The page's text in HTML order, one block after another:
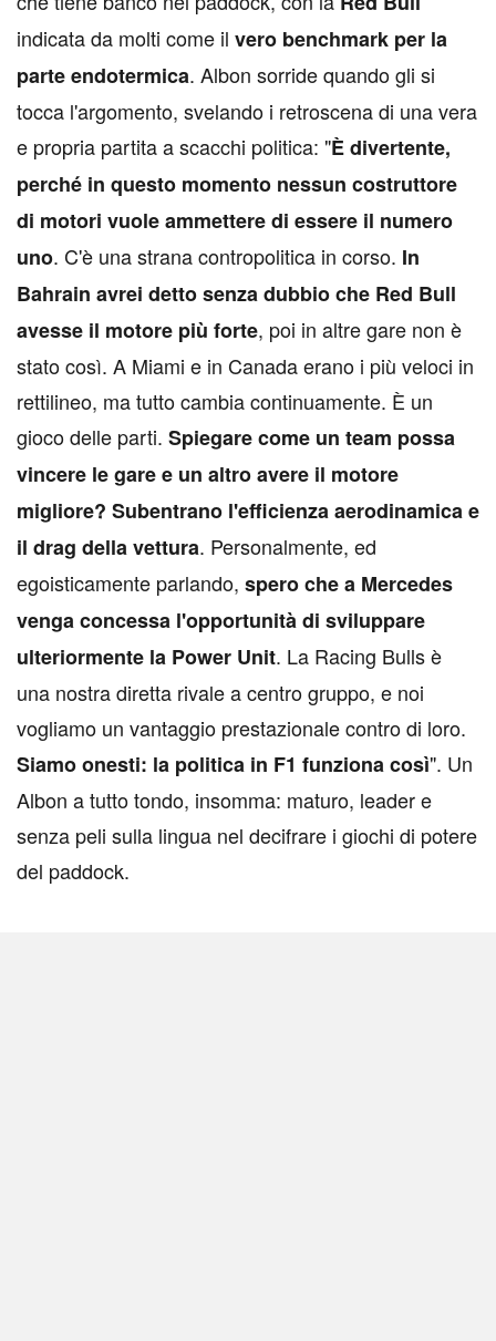
indicata da molti come il vero benchmark per la
parte endotermica. Albon sorride quando gli si
tocca l'argomento, svelando i retroscena di una vera
e propria partita a scacchi politica: "È divertente,
perché in questo momento nessun costruttore
di motori vuole ammettere di essere il numero
uno. C'è una strana contropolitica in corso. In
Bahrain avrei detto senza dubbio che Red Bull
avesse il motore più forte, poi in altre gare non è
stato così. A Miami e in Canada erano i più veloci in
rettilineo, ma tutto cambia continuamente. È un
gioco delle parti. Spiegare come un team possa
vincere le gare e un altro avere il motore
migliore? Subentrano l'efficienza aerodinamica e
il drag della vettura. Personalmente, ed
egoisticamente parlando, spero che a Mercedes
venga concessa l'opportunità di sviluppare
ulteriormente la Power Unit. La Racing Bulls è
una nostra diretta rivale a centro gruppo, e noi
vogliamo un vantaggio prestazionale contro di loro.
Siamo onesti: la politica in F1 funziona così". Un
Albon a tutto tondo, insomma: maturo, leader e
senza peli sulla lingua nel decifrare i giochi di potere
del paddock.